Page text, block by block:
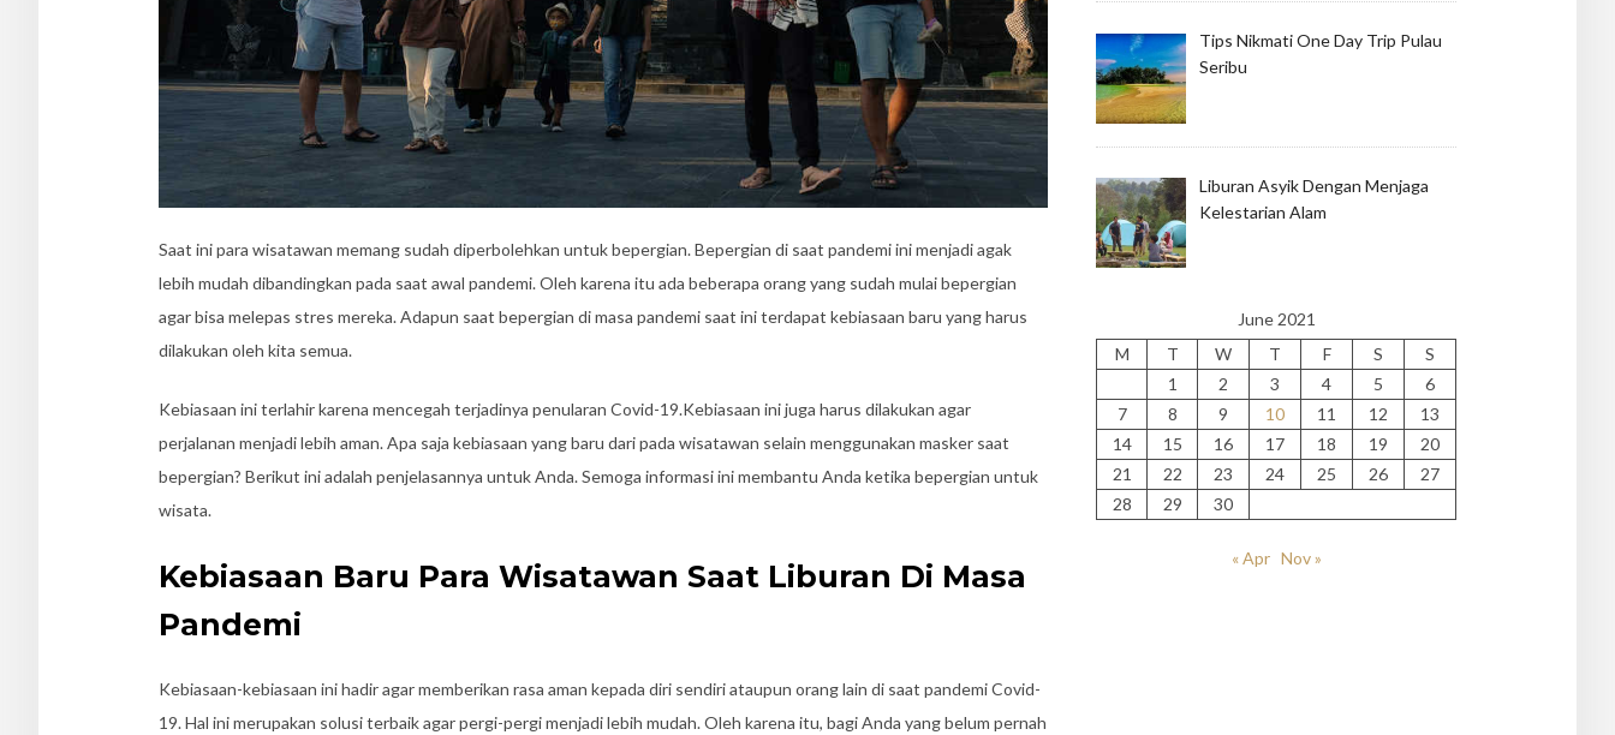
Saat ini para wisatawan memang sudah diperbolehkan untuk bepergian. Bepergian di saat pandemi ini menjadi agak
lebih mudah dibandingkan pada saat awal pandemi. Oleh karena itu ada beberapa orang yang sudah mulai bepergian
agar bisa melepas stres mereka. Adapun saat bepergian di masa pandemi saat ini terdapat kebiasaan baru yang harus
dilakukan oleh kita semua.
Kebiasaan ini terlahir karena mencegah terjadinya penularan Covid-19.Kebiasaan ini juga harus dilakukan agar
perjalanan menjadi lebih aman. Apa saja kebiasaan yang baru dari pada wisatawan selain menggunakan masker saat
bepergian? Berikut ini adalah penjelasannya untuk Anda. Semoga informasi ini membantu Anda ketika bepergian untuk
wisata.
Kebiasaan Baru Para Wisatawan Saat Liburan Di Masa
Pandemi
Kebiasaan-kebiasaan ini hadir agar memberikan rasa aman kepada diri sendiri ataupun orang lain di saat pandemi Covid-
19. Hal ini merupakan solusi terbaik agar pergi-pergi menjadi lebih mudah. Oleh karena itu, bagi Anda yang belum pernah
Tips Nikmati One Day Trip Pulau
Seribu
Liburan Asyik Dengan Menjaga
Kelestarian Alam
June 2021
M
T W T F S
S
1
2 3 4 5
6
7
8 9 10 11 12
13
14
15 16 17 18 19
20
21
22 23 24 25 26
27
28
29 30
« Apr Nov »